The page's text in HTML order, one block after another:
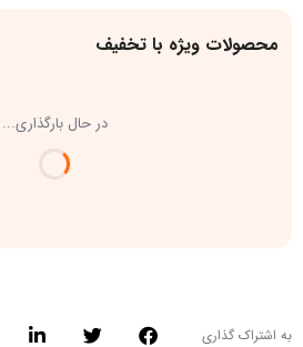
محصولات ویژه با تخفیف
در حال بارگذاری...
به اشتراک گذاری